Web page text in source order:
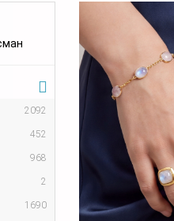
2092
452
968
2
1690